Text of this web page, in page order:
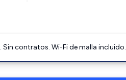
contratos. Wi-Fi de malla incluido.